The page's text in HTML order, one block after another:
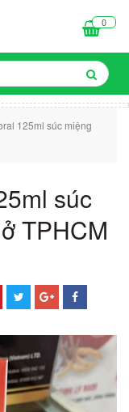
0
125ml súc miệng
súc
TPHCM